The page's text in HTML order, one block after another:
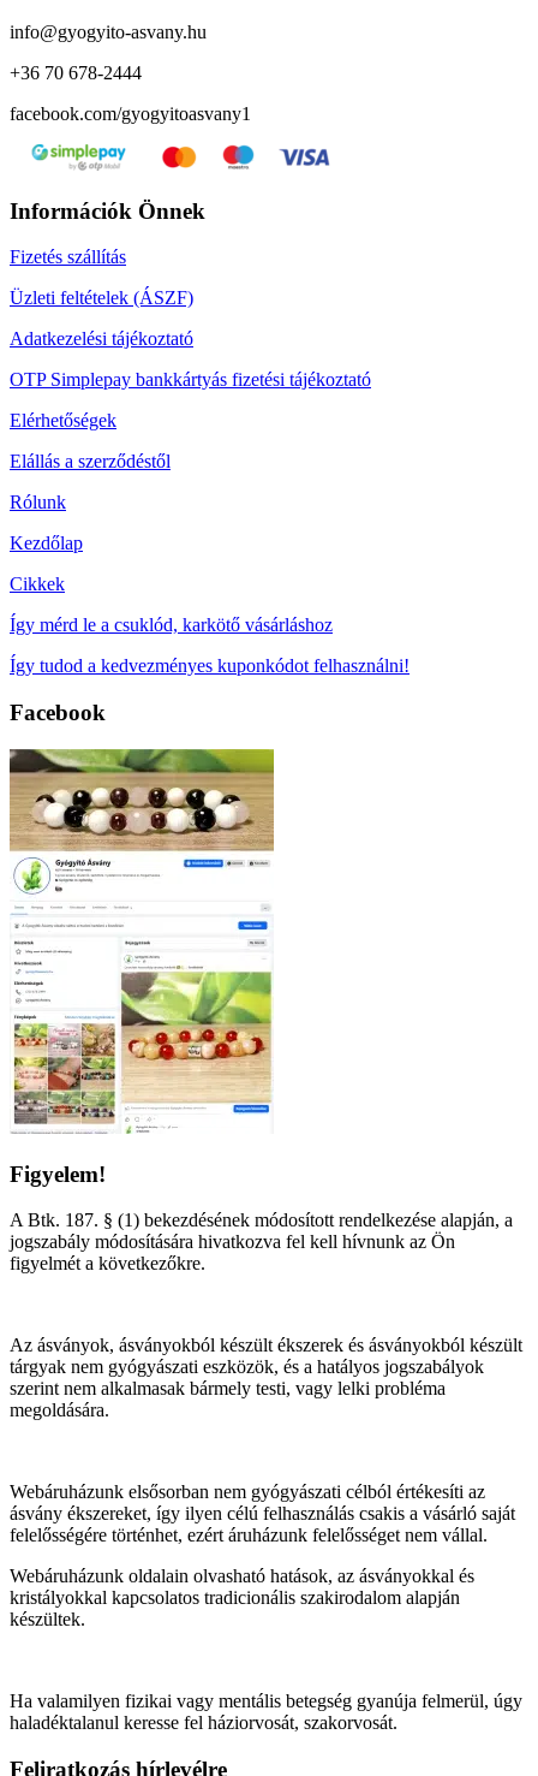
info@gyogyito-asvany.hu
+36 70 678-2444
facebook.com/gyogyitoasvany1
Információk Önnek
Fizetés szállítás
Üzleti feltételek (ÁSZF)
Adatkezelési tájékoztató
OTP Simplepay bankkártyás fizetési tájékoztató
Elérhetőségek
Elállás a szerződéstől
Rólunk
Kezdőlap
Cikkek
Így mérd le a csuklód, karkötő vásárláshoz
Így tudod a kedvezményes kuponkódot felhasználni!
Facebook
Figyelem!
A Btk. 187. § (1) bekezdésének módosított rendelkezése alapján, a
jogszabály módosítására hivatkozva fel kell hívnunk az Ön
figyelmét a következőkre.
Az ásványok, ásványokból készült ékszerek és ásványokból készült
tárgyak nem gyógyászati eszközök, és a hatályos jogszabályok
szerint nem alkalmasak bármely testi, vagy lelki probléma
megoldására.
Webáruházunk elsősorban nem gyógyászati célból értékesíti az
ásvány ékszereket, így ilyen célú felhasználás csakis a vásárló saját
felelősségére történhet, ezért áruházunk felelősséget nem vállal.
Webáruházunk oldalain olvasható hatások, az ásványokkal és
kristályokkal kapcsolatos tradicionális szakirodalom alapján
készültek.
Ha valamilyen fizikai vagy mentális betegség gyanúja felmerül, úgy
haladéktalanul keresse fel háziorvosát, szakorvosát.
Feliratkozás hírlevélre